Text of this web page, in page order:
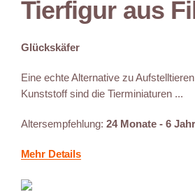
Tierfigur aus
Glückskäfer
Eine echte Alternative zu
Kunststoff sind die Tierminiaturen ...
Altersempfehlung: 24 Monate - 6
Mehr Details